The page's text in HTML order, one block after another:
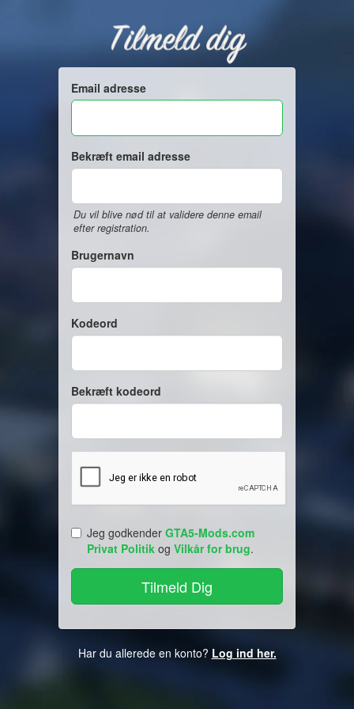
Tilmeld dig
Email adresse
Bekræft email adresse
Du vil blive nød til at validere denne email
efter registration.
Brugernavn
Kodeord
Bekræft kodeord
Jeg godkender GTA5-Mods.com
Privat Politik og Vilkår for brug.
Har du allerede en konto? Log ind her.